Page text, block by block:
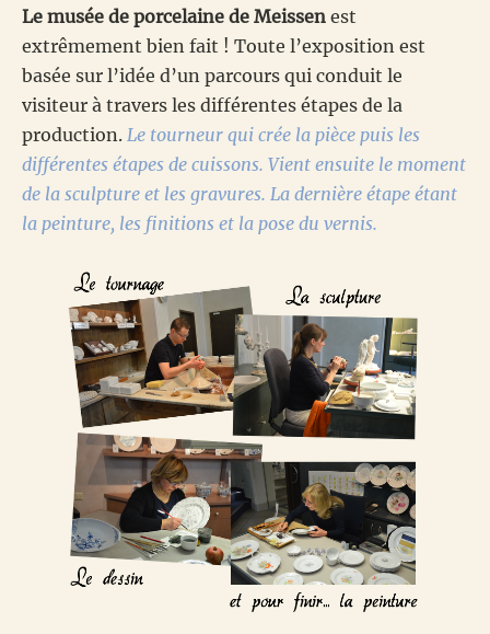
Le musée de porcelaine de Meissen est
extrêmement bien fait ! Toute l’exposition est
basée sur l’idée d’un parcours qui conduit le
visiteur à travers les différentes étapes de la
production. Le tourneur qui crée la pièce puis les
différentes étapes de cuissons. Vient ensuite le moment
de la sculpture et les gravures. La dernière étape étant
la peinture, les finitions et la pose du vernis.